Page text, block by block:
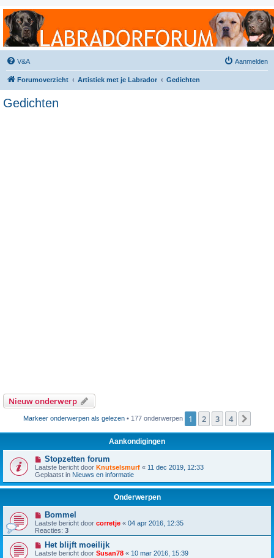
Labradorforum
Het gezelligste Labradorforum van Nederland en België!
V&A Aanmelden
Forumoverzicht Artistiek met je Labrador Gedichten
Gedichten
Nieuw onderwerp
Markeer onderwerpen als gelezen • 177 onderwerpen 1 2 3 4
Aankondigingen
Stopzetten forum
Laatste bericht door Knutselsmurf « 11 dec 2019, 12:33
Geplaatst in Nieuws en informatie
Onderwerpen
Bommel
Laatste bericht door corretje « 04 apr 2016, 12:35
Reacties: 3
Het blijft moeilijk
Laatste bericht door Susan78 « 10 mar 2016, 15:39